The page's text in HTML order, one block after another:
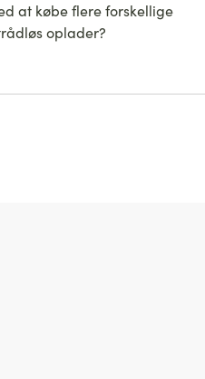
at købe flere forskellige
oplader?